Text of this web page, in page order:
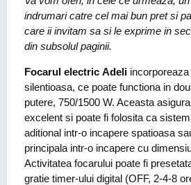
indrumari catre cel mai bun pret si
care ii invitam sa si le exprime in
din subsolul paginii.
Focarul electric Adeli
silentioasa, ce poate functiona in
putere, 750/1500 W. Aceasta
excelent si poate fi folosita ca
aditional intr-o incapere spatioasa
principala intr-o incapere cu
Activitatea focarului poate fi
gratie timer-ului digital (OFF, 2-4-8